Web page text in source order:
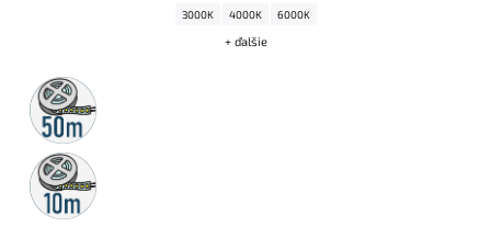
3000K 4000K 6000K
+ ďalšie
50m
rolka
10m
rolka